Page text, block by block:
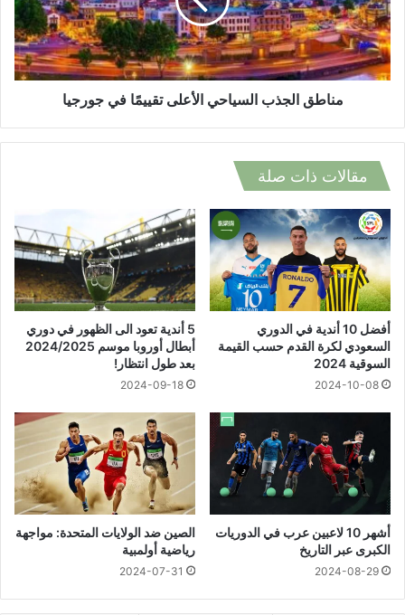
في
جورجيا
مناطق الجذب السياحي الأعلى تقييمًا في جورجيا
مقالات ذات صلة
أفضل 10 أندية في الدوري
السعودي لكرة القدم حسب القيمة
السوقية 2024
2024-10-08
5 أندية تعود الى الظهور في دوري
أبطال أوروبا موسم 2024/2025
بعد طول انتظار!
2024-09-18
أشهر 10 لاعبين عرب في الدوريات
الكبرى عبر التاريخ
2024-08-29
الصين ضد الولايات المتحدة: مواجهة
رياضية أولمبية
2024-07-31